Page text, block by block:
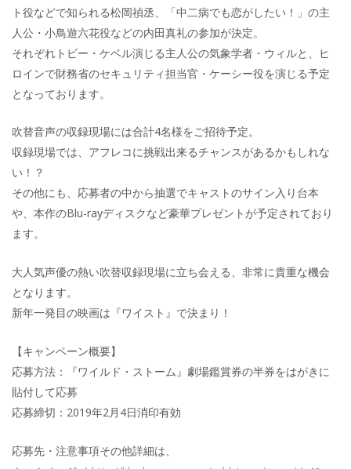
ト役などで知られる松岡禎丞、「中二病でも恋がしたい！」の主
人公・小鳥遊六花役などの内田真礼の参加が決定。
それぞれトビー・ケベル演じる主人公の気象学者・ウィルと、ヒ
ロインで財務省のセキュリティ担当官・ケーシー役を演じる予定
となっております。
吹替音声の収録現場には合計4名様をご招待予定。
収録現場では、アフレコに挑戦出来るチャンスがあるかもしれな
い！？
その他にも、応募者の中から抽選でキャストのサイン入り台本
や、本作のBlu-rayディスクなど豪華プレゼントが予定されており
ます。
大人気声優の熱い吹替収録現場に立ち会える、非常に貴重な機会
となります。
新年一発目の映画は『ワイスト』で決まり！
【キャンペーン概要】
応募方法：『ワイルド・ストーム』劇場鑑賞券の半券をはがきに
貼付して応募
応募締切：2019年2月4日消印有効
応募先・注意事項その他詳細は、